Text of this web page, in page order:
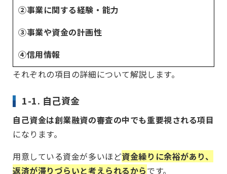
②事業に関する経験・能力
③事業や資金の計画性
④信用情報
それぞれの項目の詳細について解説します。
1-1. 自己資金
自己資金は創業融資の審査の中でも重要視される項目
になります。
用意している資金が多いほど資金繰りに余裕があり、
返済が滞りづらいと考えられるからです。